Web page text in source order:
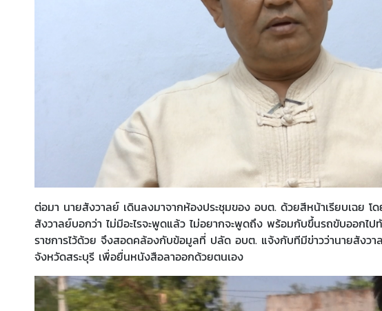
ต่อมา นายสังวาลย์ เดินลงมาจากห้องประชุมของ อบต. ด้วยสีหน้าเรียบเฉย
สังวาลย์บอกว่า ไม่มีอะไรจะพูดแล้ว ไม่อยากจะพูดถึง พร้อมกับขึ้นรถขับออกไ
ราชการไว้ด้วย จึงสอดคล้องกับข้อมูลที่ ปลัด อบต. แจ้งกับทีมีข่าวว่านายสังวา
จังหวัดสระบุรี เพื่อยื่นหนังสือลาออกด้วยตนเอง